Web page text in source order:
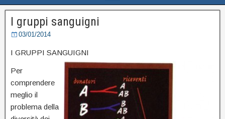
I gruppi sanguigni
03/01/2014
I GRUPPI SANGUIGNI
Per
comprendere
meglio il
problema della